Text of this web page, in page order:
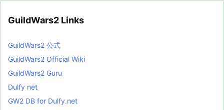
GuildWars2 Links
GuildWars2 公式
GuildWars2 Official Wiki
GuildWars2 Guru
Dulfy net
GW2 DB for Dulfy.net